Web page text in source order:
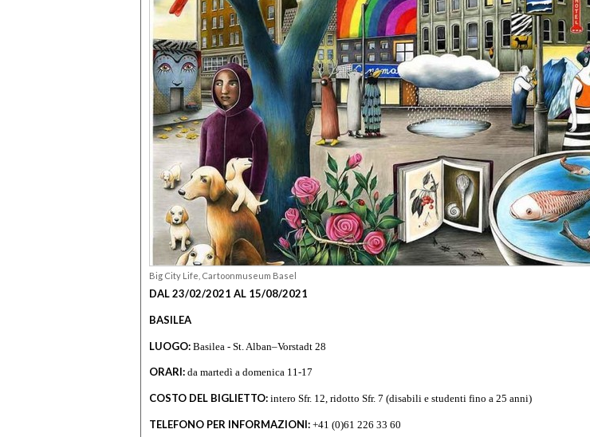
Big City Life, Cartoonmuseum Basel
DAL 23/02/2021 AL 15/08/2021
BASILEA
LUOGO: Basilea - St. Alban–Vorstadt 28
ORARI: da martedì a domenica 11-17
COSTO DEL BIGLIETTO: intero Sfr. 12, ridotto Sfr. 7 (disabili e studenti fino a 25 anni)
TELEFONO PER INFORMAZIONI: +41 (0)61 226 33 60